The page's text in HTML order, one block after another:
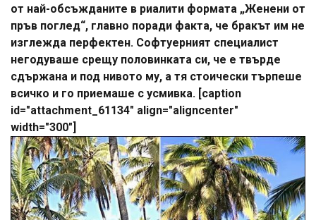
от най-обсъжданите в риалити формата „Женени от
пръв поглед“, главно поради факта, че бракът им не
изглежда перфектен. Софтуерният специалист
негодуваше срещу половинката си, че е твърде
сдържана и под нивото му, а тя стоически търпеше
всичко и го приемаше с усмивка. [caption
id="attachment_61134" align="aligncenter"
width="300"]